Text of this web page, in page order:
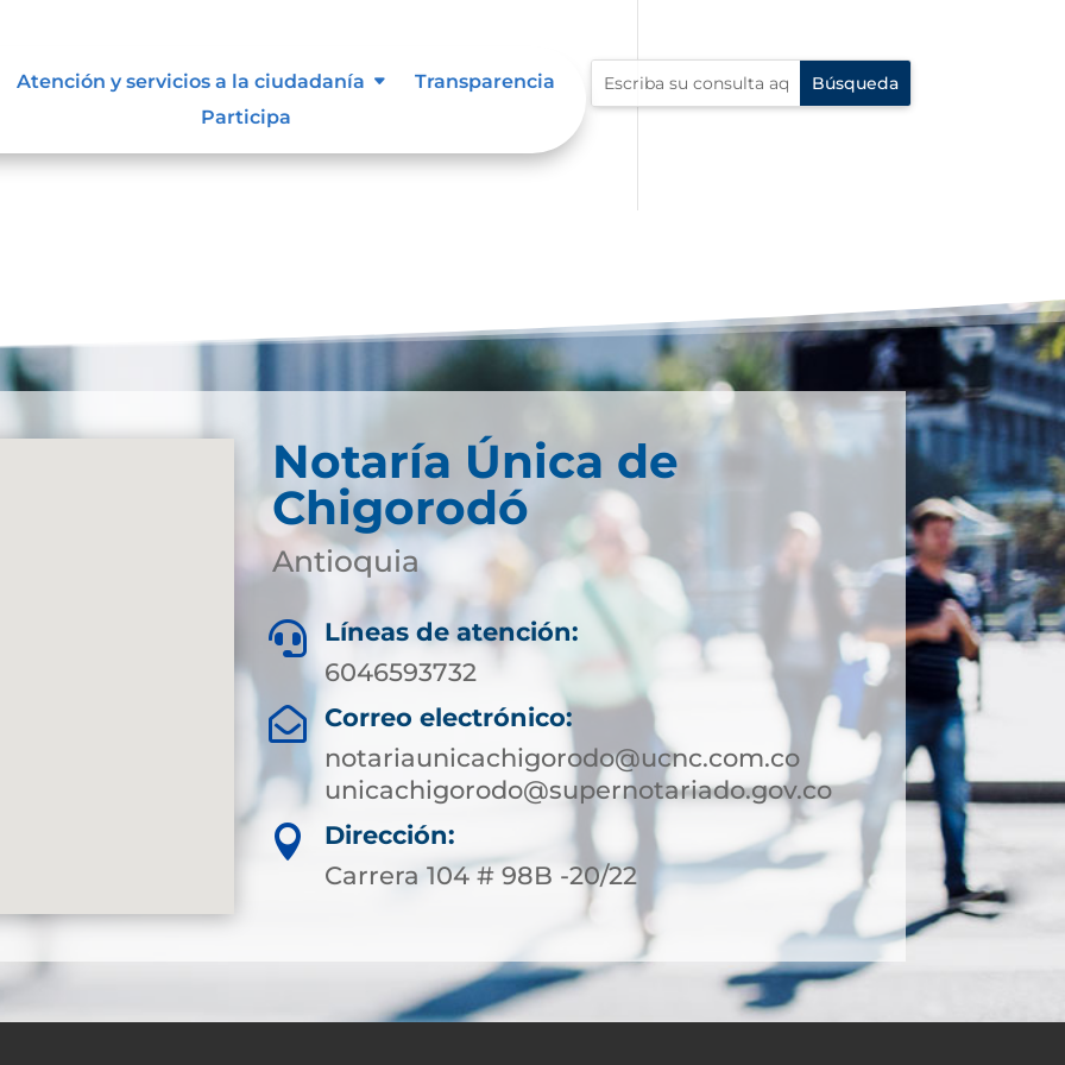
Atención y servicios a la ciudadanía
Transparencia
Participa
manuales
Notaría Única de
Chigorodó
Antioquia

Líneas de atención:
6046593732

Correo electrónico:
notariaunicachigorodo@ucnc.com.co
unicachigorodo@supernotariado.gov.co

Dirección:
Carrera 104 # 98B -20/22